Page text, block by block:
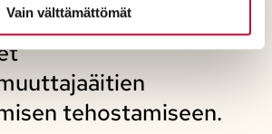
Vain välttämättömät
kotouttamisohjelmiin
tehostamiseen.